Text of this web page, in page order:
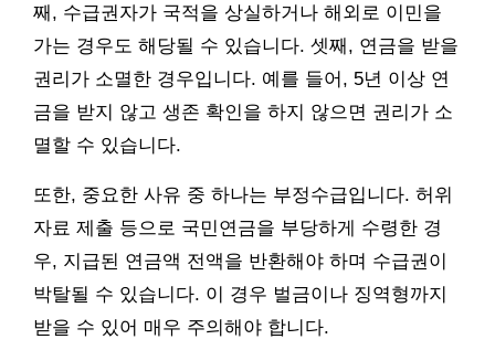
째, 수급권자가 국적을 상실하거나 해외로 이민을
가는 경우도 해당될 수 있습니다. 셋째, 연금을 받을
권리가 소멸한 경우입니다. 예를 들어, 5년 이상 연
금을 받지 않고 생존 확인을 하지 않으면 권리가 소
멸할 수 있습니다.
또한, 중요한 사유 중 하나는 부정수급입니다. 허위
자료 제출 등으로 국민연금을 부당하게 수령한 경
우, 지급된 연금액 전액을 반환해야 하며 수급권이
박탈될 수 있습니다. 이 경우 벌금이나 징역형까지
받을 수 있어 매우 주의해야 합니다.